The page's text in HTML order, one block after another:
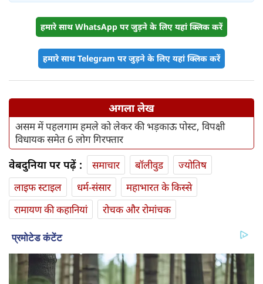
हमारे साथ WhatsApp पर जुड़ने के लिए यहां क्लिक करें
हमारे साथ Telegram पर जुड़ने के लिए यहां क्लिक करें
अगला लेख
असम में पहलगाम हमले को लेकर की भड़काऊ पोस्ट, विपक्षी
विधायक समेत 6 लोग गिरफ्तार
वेबदुनिया पर पढ़ें : समाचार बॉलीवुड
ज्योतिष
लाइफ स्‍टाइल
धर्म-संसार
महाभारत के किस्से
रामायण की कहानियां
रोचक और रोमांचक